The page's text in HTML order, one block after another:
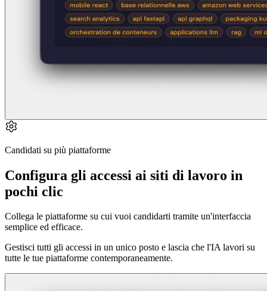
Candidati su più piattaforme
Configura gli accessi ai siti di lavoro in
pochi clic
Collega le piattaforme su cui vuoi candidarti tramite un'interfaccia
semplice ed efficace.
Gestisci tutti gli accessi in un unico posto e lascia che l'IA lavori su
tutte le tue piattaforme contemporaneamente.